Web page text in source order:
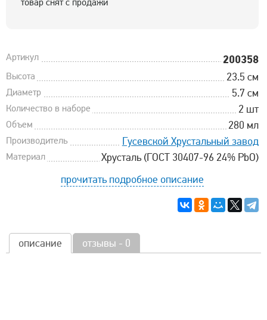
Артикул 200358
Высота 23.5 см
Диаметр 5.7 см
Количество в наборе 2 шт
Объем 280 мл
Производитель Гусевской Хрустальный завод
Материал
Хрусталь (ГОСТ 30407-96 24% PbO)
прочитать подробное описание
описание отзывы - 0